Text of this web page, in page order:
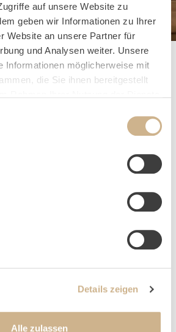
auf unsere Website zu
geben wir Informationen zu Ihrer
Website an unsere Partner für
und Analysen weiter. Unsere
Informationen möglicherweise mit
die Sie ihnen bereitgestellt
Details zeigen
Alle zulassen
HOME ANFRAGE
ANMELDUNG